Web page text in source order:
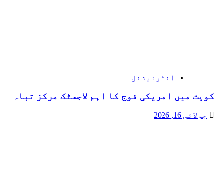
انٹرنیشنل
کویت میں امریکی فوج کا اہم لاجسٹک مرکز تباہ
جولائی 16, 2026